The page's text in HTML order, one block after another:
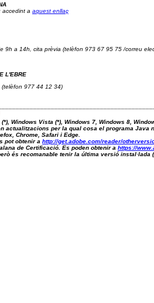
: accedint a aquest enllaç
9h a 14h, cita prèvia (telèfon 973 67 95 75 /correu
L'EBRE
(telèfon 977 44 12 34)
Windows Vista (*), Windows 7, Windows 8,
actualitzacions per la qual cosa el programa Java
Chrome, Safari i Edge.
pot obtenir a http://get.adobe.com/reader/
de Certificació. Es poden obtenir a https://
és recomanable tenir la última versió